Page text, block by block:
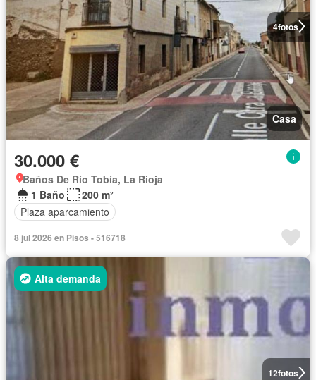
4fotos
Casa
30.000 €
Baños De Río Tobía, La Rioja
1 Baño
200 m²
Plaza aparcamiento
8 jul 2026 en Pisos - 516718
12fotos
Alta demanda